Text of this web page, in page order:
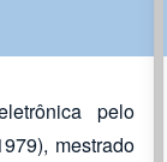
pelo
mestrado